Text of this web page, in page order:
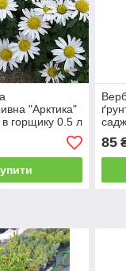
"Арктика"
горщику 0.5 л
85